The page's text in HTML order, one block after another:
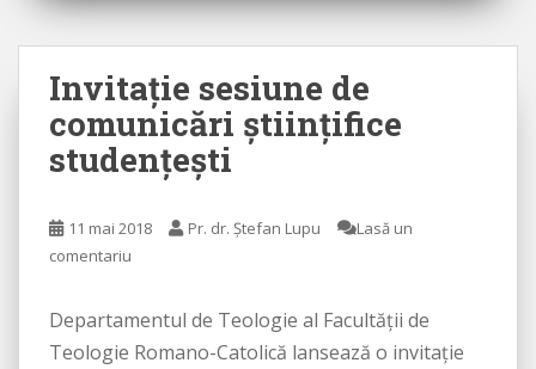
Invitație sesiune de
comunicări științifice
studențești
11 mai 2018 Pr. dr. Ștefan Lupu
Lasă un
comentariu
Departamentul de Teologie al Facultății de
Teologie Romano-Catolică lansează o invitație